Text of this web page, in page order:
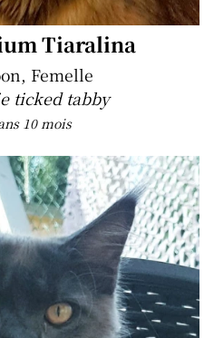
Tiaralina
Femelle
ticked tabby
10 mois